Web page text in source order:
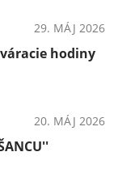
29. MÁJ 2026
hodiny
20. MÁJ 2026